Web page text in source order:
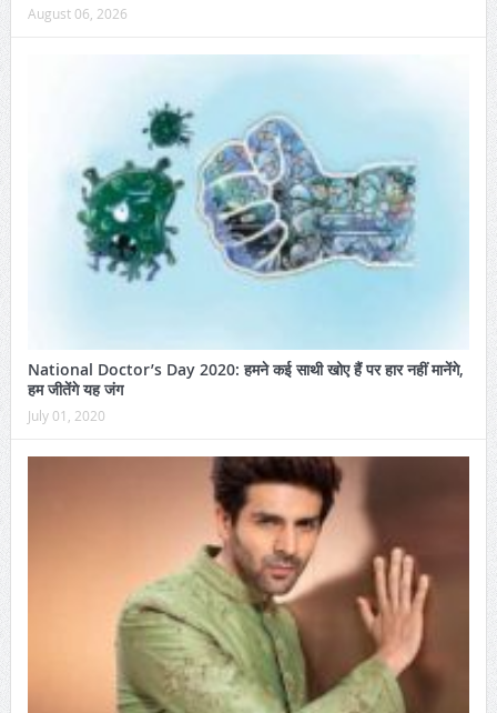
August 06, 2026
National Doctor’s Day 2020: हमने कई साथी खोए हैं पर हार नहीं मानेंगे,
हम जीतेंगे यह जंग
July 01, 2020